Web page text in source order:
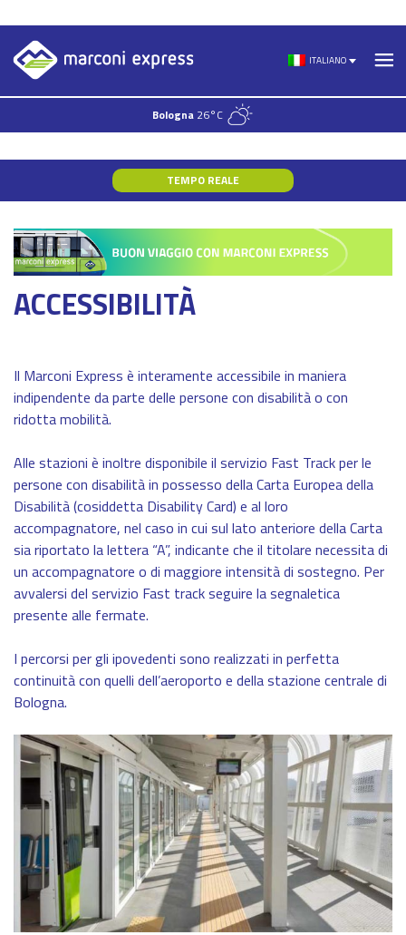
content
ITALIANO
Bologna 26°C
TEMPO REALE
ACCESSIBILITÀ
Il Marconi Express è interamente accessibile in maniera
indipendente da parte delle persone con disabilità o con
ridotta mobilità.
Alle stazioni è inoltre disponibile il servizio Fast Trackper le
persone con disabilità in possesso della Carta Europea della
Disabilità (cosiddetta Disability Card) e al loro
accompagnatore, nel caso in cui sul lato anteriore della Carta
sia riportato la lettera “A”, indicante che il titolare necessita di
un accompagnatore o di maggiore intensità di sostegno. Per
avvalersi del servizio Fast track seguire la segnaletica
presente alle fermate.
I percorsi per gli ipovedenti sono realizzati in perfetta
continuità con quelli dell’aeroporto e della stazione centrale di
Bologna.